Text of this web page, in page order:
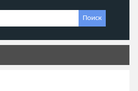
Поиск